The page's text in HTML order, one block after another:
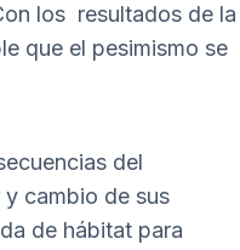
los resultados de la
que el pesimismo se
del
cambio de sus
de hábitat para